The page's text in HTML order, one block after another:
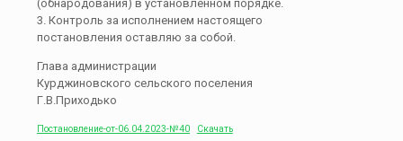
(обнародования) в установленном порядке.
3. Контроль за исполнением настоящего
постановления оставляю за собой.
Глава администрации
Курджиновского сельского поселения
Г.В.Приходько
Постановление-от-06.04.2023-№40 Скачать